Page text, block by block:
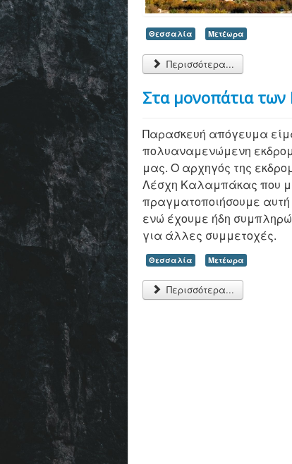
Θεσσαλία Μετέωρα
Περισσότερα...
Στα μονοπάτια
Παρασκευή απόγευμα
πολυαναμενώμενη
μας. Ο αρχηγός της
Λέσχη Καλαμπάκας που
πραγματοποιήσουμε αυτή
ενώ έχουμε ήδη
για άλλες συμμετοχές.
Θεσσαλία Μετέωρα
Περισσότερα...